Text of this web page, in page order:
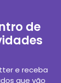
de
e receba
que vão